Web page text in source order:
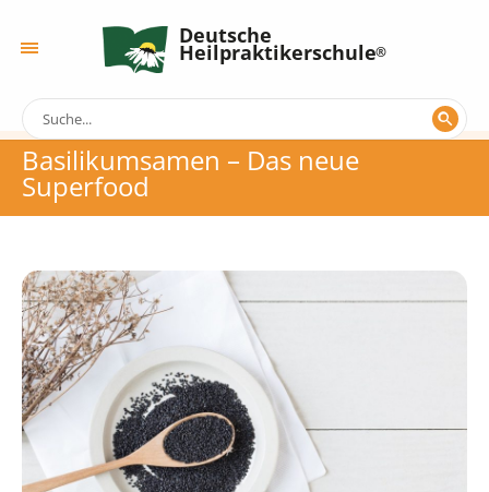
Deutsche
Heilpraktikerschule
Basilikumsamen – Das neue
Superfood